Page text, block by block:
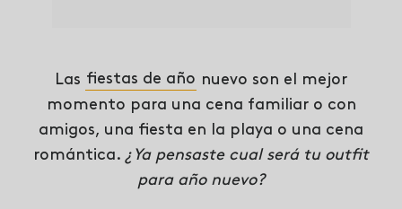
Las fiestas de año nuevo son el mejor
momento para una cena familiar o con
amigos, una fiesta en la playa o una cena
romántica. ¿Ya pensaste cual será tu outfit
para año nuevo?